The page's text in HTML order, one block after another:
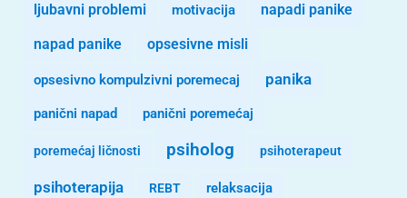
ljubavni problemi motivacija napadi panike
napad panike opsesivne misli
opsesivno kompulzivni poremecaj panika
panični napad panični poremećaj
poremećaj ličnosti psiholog psihoterapeut
psihoterapija REBT relaksacija